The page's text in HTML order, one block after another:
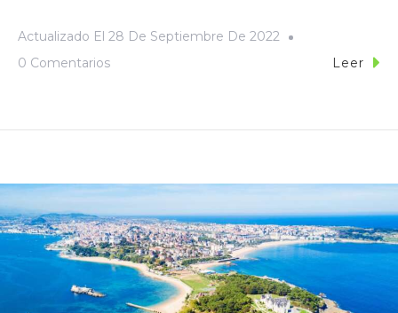
Actualizado El 28 De Septiembre De 2022
0 Comentarios
Leer